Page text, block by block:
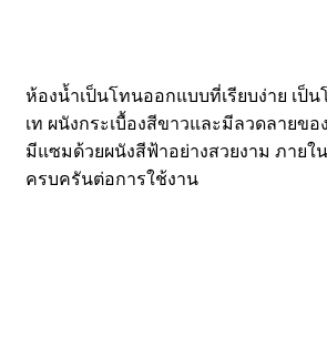
ห้องน้ำเป็นโทนออกแบบที่เรียบง่าย เป็
เท ผนังกระเบื้องสีขาวและมีลวดลายข
มีแซมด้วยผนังสีฟ้าอย่างสวยงาม ภาย
ครบครันต่อการใช้งาน